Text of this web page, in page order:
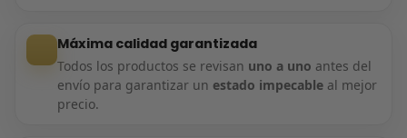
Máxima calidad garantizada
Todos los productos se revisan uno a uno antes del
envío para garantizar un estado impecableal mejor
precio.